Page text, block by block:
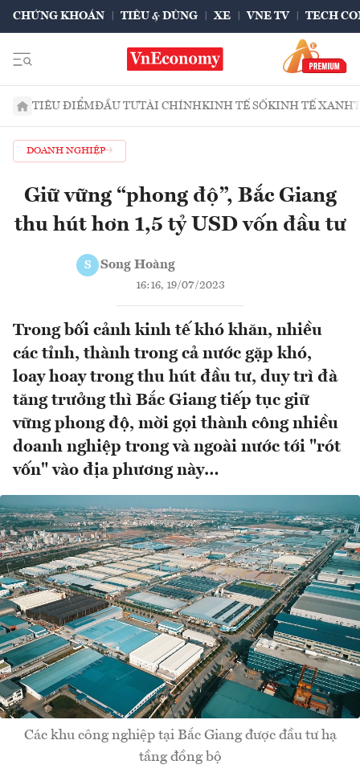
CHỨNG KHOÁN TIÊU & DÙNG XE VNE TV TECH
TIÊU ĐIỂMĐẦU TƯTÀI CHÍNHKINH TẾ SỐKINH TẾ XANH
DOANH NGHIỆP
Giữ vững “phong độ”, Bắc Giang
thu hút hơn 1,5 tỷ USD vốn đầu tư
S Song Hoàng
16:16, 19/07/2023
Trong bối cảnh kinh tế khó khăn, nhiều
các tỉnh, thành trong cả nước gặp khó,
loay hoay trong thu hút đầu tư, duy trì đà
tăng trưởng thì Bắc Giang tiếp tục giữ
vững phong độ, mời gọi thành công nhiều
doanh nghiệp trong và ngoài nước tới "rót
vốn" vào địa phương này…
Các khu công nghiệp tại Bắc Giang được đầu tư hạ
tầng đồng bộ